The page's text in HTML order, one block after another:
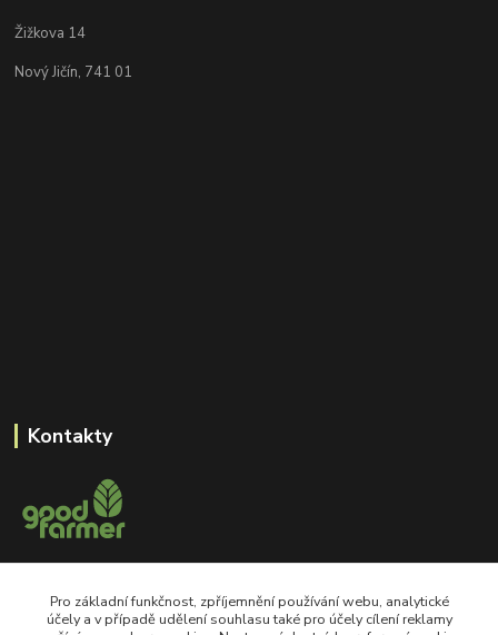
Žižkova 14
Nový Jičín, 741 01
Kontakty
+420 605 550 660
Po-Pá, 8-18 hod
Pro základní funkčnost, zpříjemnění používání webu, analytické
účely a v případě udělení souhlasu také pro účely cílení reklamy